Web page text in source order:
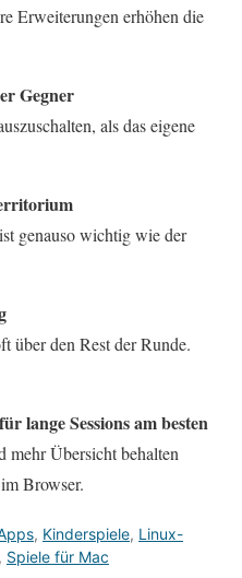
Erweiterungen erhöhen die
Gegner
als das eigene
genauso wichtig wie der
über den Rest der Runde.
lange Sessions am besten
mehr Übersicht behalten
Browser.
, Kinderspiele, Linux-
, Spiele für Mac